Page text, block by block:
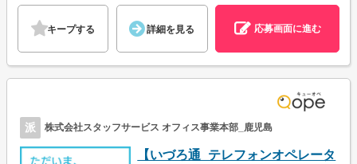
キープする 詳細を見る 応募画面に進む
派 株式会社スタッフサービス オフィス事業本部_鹿児島
【いづろ通_テレフォンオペレータ